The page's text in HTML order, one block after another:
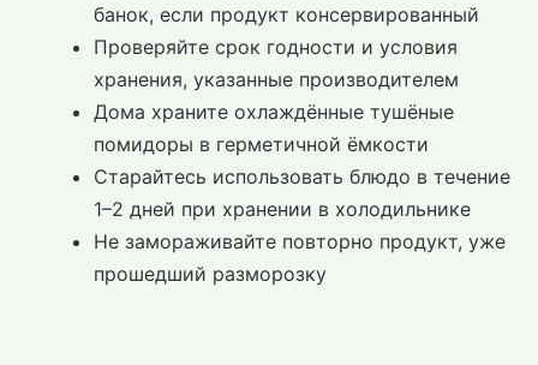
банок, если продукт консервированный
Проверяйте срок годности и условия
хранения, указанные производителем
Дома храните охлаждённые тушёные
помидоры в герметичной ёмкости
Старайтесь использовать блюдо в течение
1–2 дней при хранении в холодильнике
Не замораживайте повторно продукт, уже
прошедший разморозку